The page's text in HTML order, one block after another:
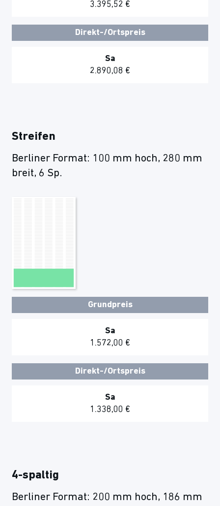
3.395,52 €
Direkt-/Ortspreis
Sa
2.890,08 €
Streifen
Berliner Format: 100 mm hoch, 280 mm
breit, 6 Sp.
Grundpreis
Sa
1.572,00 €
Direkt-/Ortspreis
Sa
1.338,00 €
4-spaltig
Berliner Format: 200 mm hoch, 186 mm